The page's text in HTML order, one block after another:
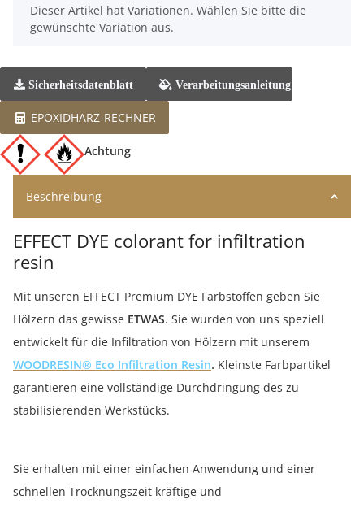
x
Dieser Artikel hat Variationen. Wählen Sie bitte die
gewünschte Variation aus.
Sicherheitsdatenblatt Verarbeitungsanleitung
EPOXIDHARZ-RECHNER
Achtung
Beschreibung
EFFECT DYE colorant for infiltration
resin
Mit unseren EFFECT Premium DYE Farbstoffen geben Sie
Hölzern das gewisse ETWAS. Sie wurden von uns speziell
entwickelt für die Infiltration von Hölzern mit unserem
WOODRESIN® Eco Infiltration Resin. Kleinste Farbpartikel
garantieren eine vollständige Durchdringung des zu
stabilisierenden Werkstücks.
Sie erhalten mit einer einfachen Anwendung und einer
schnellen Trocknungszeit kräftige und